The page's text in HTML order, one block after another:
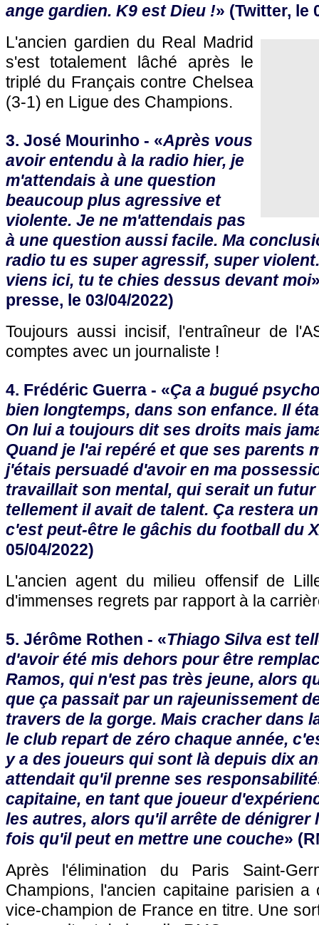
ange gardien. K9 est Dieu !» (Twitter, le
L'ancien gardien du Real Madrid
s'est totalement lâché après le
triplé du Français contre Chelsea
(3-1) en Ligue des Champions.
3. José Mourinho - «Après vous
avoir entendu à la radio hier, je
m'attendais à une question
beaucoup plus agressive et
violente. Je ne m'attendais pas
à une question aussi facile. Ma
radio tu es super agressif, super
viens ici, tu te chies dessus devant moi
presse, le 03/04/2022)
Toujours aussi incisif, l'entraîneur de
comptes avec un journaliste !
4. Frédéric Guerra - «Ça a bugué
bien longtemps, dans son enfance. Il
On lui a toujours dit ses droits mais
Quand je l'ai repéré et que ses parents
j'étais persuadé d'avoir en ma
travaillait son mental, qui serait un
tellement il avait de talent. Ça restera
c'est peut-être le gâchis du football du
05/04/2022)
L'ancien agent du milieu offensif de
d'immenses regrets par rapport à la
5. Jérôme Rothen - «Thiago Silva est
d'avoir été mis dehors pour être
Ramos, qui n'est pas très jeune, alors
que ça passait par un rajeunissement
travers de la gorge. Mais cracher dans
le club repart de zéro chaque année,
y a des joueurs qui sont là depuis dix
attendait qu'il prenne ses
capitaine, en tant que joueur
les autres, alors qu'il arrête de dénigrer
fois qu'il peut en mettre une couche»
Après l'élimination du Paris Saint-
Champions, l'ancien capitaine parisien
vice-champion de France en titre. Une